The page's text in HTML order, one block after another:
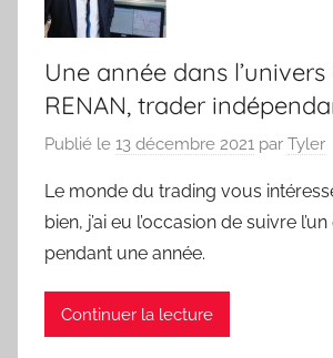
Une année dans l’univers
RENAN, trader
Publié le 13 décembre 2021 par Tyler
Le monde du trading vous
bien, j’ai eu l’occasion de suivre
pendant une année.
Continuer la lecture